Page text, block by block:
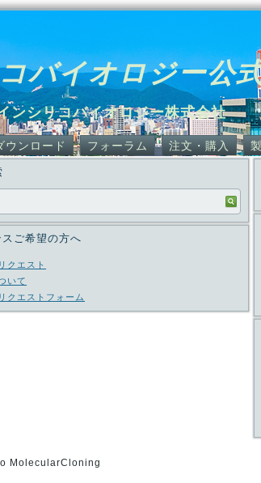
バイオロジー公
ンシリコバイオロジー株式会社
ウンロード フォーラム 注文・購入
スご希望の方へ
クエスト
いて
エストフォーム
MolecularCloning